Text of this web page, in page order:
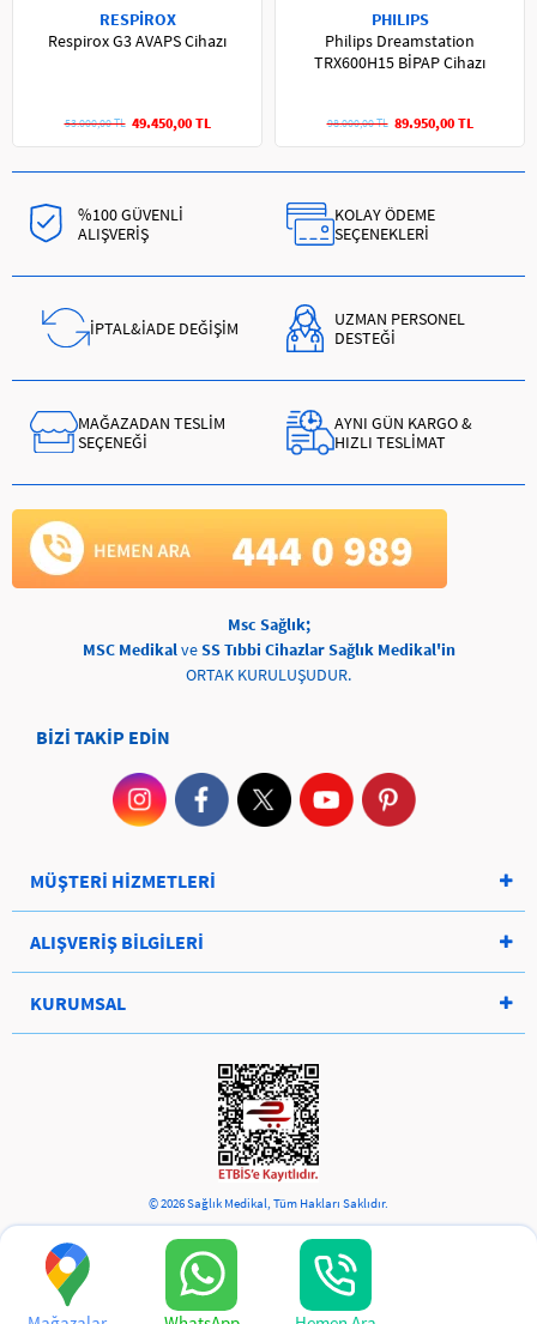
RESPİROX
Respirox G3 AVAPS Cihazı
49.450,00 TL
53.000,00 TL
PHILIPS
Philips Dreamstation
TRX600H15 BİPAP Cihazı
89.950,00 TL
98.000,00 TL
%100 GÜVENLİ
ALIŞVERİŞ
KOLAY ÖDEME
SEÇENEKLERİ
İPTAL&İADE DEĞİŞİM
UZMAN PERSONEL
DESTEĞİ
MAĞAZADAN TESLİM
SEÇENEĞİ
AYNI GÜN KARGO &
HIZLI TESLİMAT
Msc Sağlık;
MSC MedikalveSS Tıbbi Cihazlar Sağlık Medikal'in
ORTAK KURULUŞUDUR.
BİZİ TAKİP EDİN
MÜŞTERİ HİZMETLERİ
ALIŞVERİŞ BİLGİLERİ
KURUMSAL
© 2026 Sağlık Medikal, Tüm Hakları Saklıdır.